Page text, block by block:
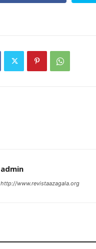
admin
http://www.revistaazagala.org